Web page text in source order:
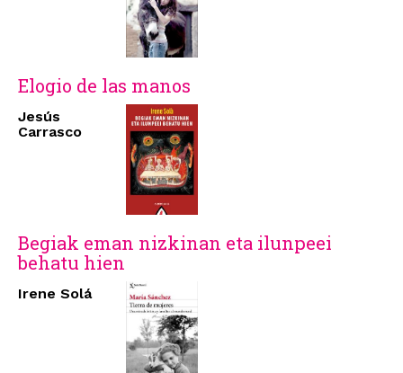
Elogio de las manos
Jesús
Carrasco
Begiak eman nizkinan eta ilunpeei
behatu hien
Irene Solá